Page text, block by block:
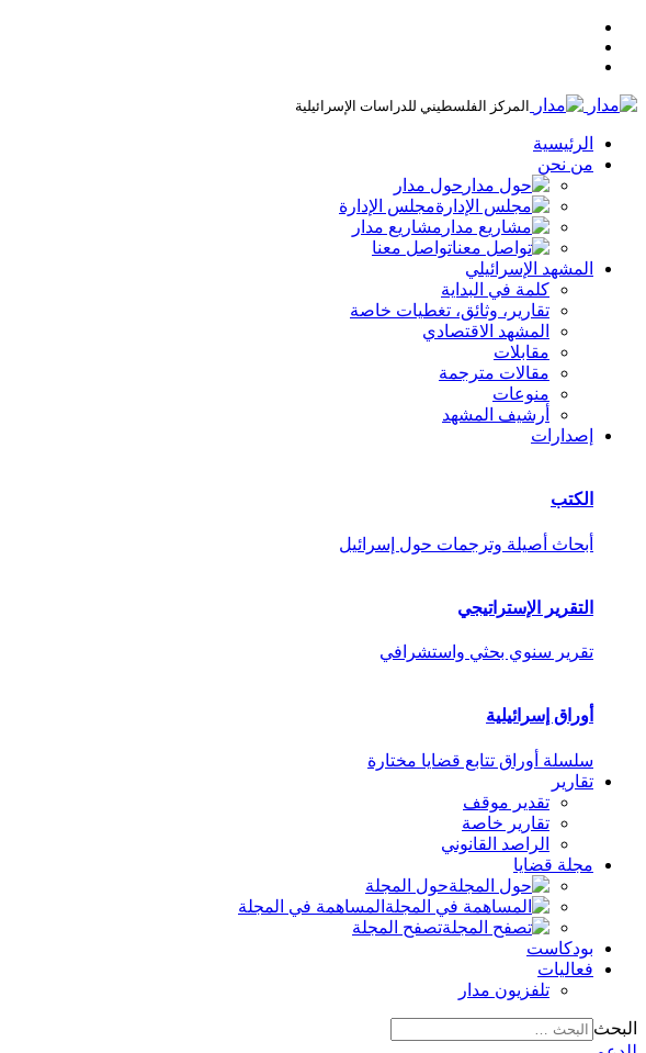
المركز الفلسطيني للدراسات الإسرائيلية
الرئيسية
من نحن
حول مدار
مجلس الإدارة
مشاريع مدار
تواصل معنا
المشهد الإسرائيلي
كلمة في البداية
تقارير، وثائق، تغطيات خاصة
المشهد الاقتصادي
مقابلات
مقالات مترجمة
منوعات
أرشيف المشهد
إصدارات
الكتب
أبحاث أصيلة وترجمات حول إسرائيل
التقرير الإستراتيجي
تقرير سنوي بحثي واستشرافي
أوراق إسرائيلية
سلسلة أوراق تتابع قضايا مختارة
تقارير
تقدير موقف
تقارير خاصة
الراصد القانوني
مجلة قضايا
حول المجلة
المساهمة في المجلة
تصفح المجلة
بودكاست
فعاليات
تلفزيون مدار
البحث